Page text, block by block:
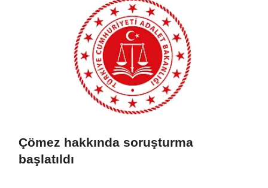
Çömez hakkında soruşturma
başlatıldı